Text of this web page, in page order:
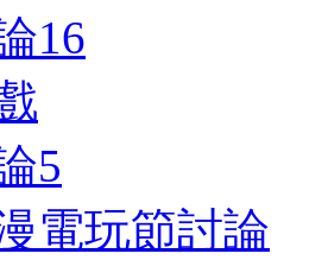
16
5
電玩節討論